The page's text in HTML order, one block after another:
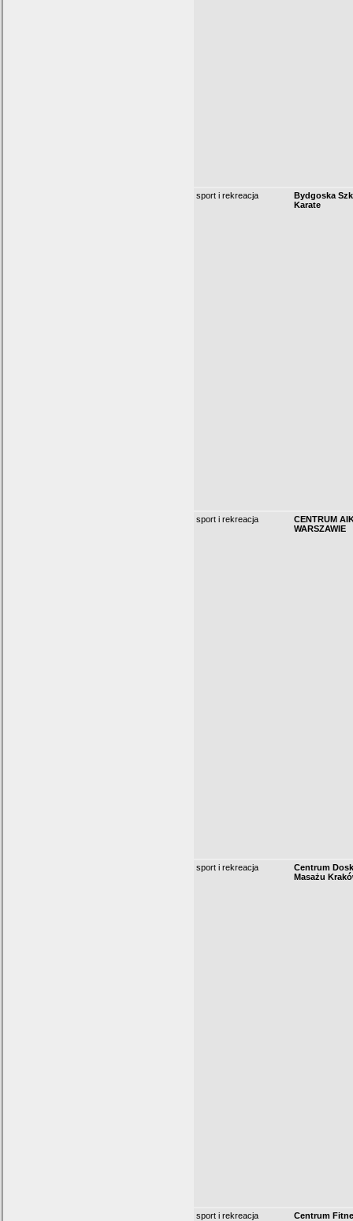
sport i rekreacja
Bydgoska
Karate
sport i rekreacja
CENTRUM
WARSZAWIE
sport i rekreacja
Centrum
Masażu
sport i rekreacja Centrum